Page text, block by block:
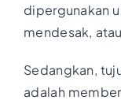
dipergunakan
mendesak,
Sedangkan,
adalah